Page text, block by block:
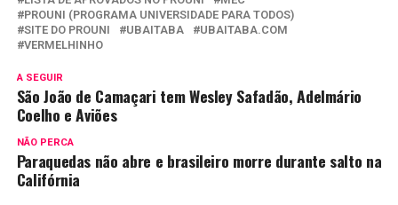
PROUNI (PROGRAMA UNIVERSIDADE PARA TODOS)
SITE DO PROUNI
UBAITABA
UBAITABA.COM
VERMELHINHO
A SEGUIR
São João de Camaçari tem Wesley Safadão, Adelmário
Coelho e Aviões
NÃO PERCA
Paraquedas não abre e brasileiro morre durante salto na
Califórnia